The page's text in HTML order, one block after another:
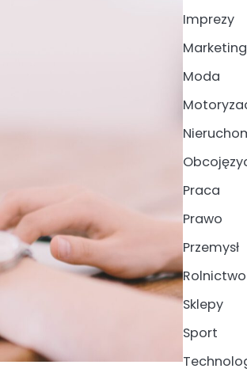
Imprezy
Moda
Praca
Prawo
Przemysł
Rolnictwo
Sklepy
Sport